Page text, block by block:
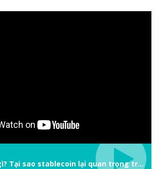
Stablecoin là gì? Tại sao stablecoin lại quan trọng trong thị trường crypto? | Phổ cập Blockchain